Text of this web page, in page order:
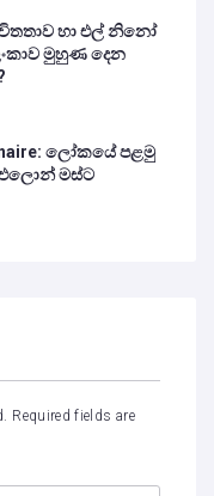
හා එල් නිනෝ
මුහුණ දෙන
ලෝකයේ පළමු
එලොන් මස්ට
Required fields are